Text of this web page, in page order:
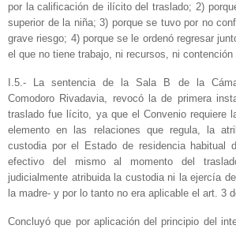
por la calificación de ilícito del traslado; 2)
superior de la niña; 3) porque se tuvo por no
grave riesgo; 4) porque se le ordenó regresar
el que no tiene trabajo, ni recursos, ni contención
I.5.- La sentencia de la Sala B de la
Comodoro Rivadavia, revocó la de primera
traslado fue lícito, ya que el Convenio requiere
elemento en las relaciones que regula, la
custodia por el Estado de residencia habitual
efectivo del mismo al momento del
judicialmente atribuida la custodia ni la ejercía
la madre- y por lo tanto no era aplicable el art. 3
Concluyó que por aplicación del principio del